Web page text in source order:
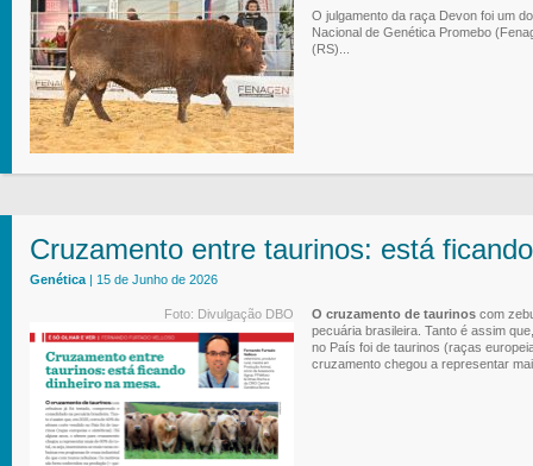
O julgamento da raça Devon foi um
Nacional de Genética Promebo
(RS)...
Cruzamento entre taurinos: está
Genética | 15 de Junho de 2026
Foto: Divulgação DBO O cruzamento de taurinos com
pecuária brasileira. Tanto é assim
no País foi de taurinos (raças
cruzamento chegou a representar